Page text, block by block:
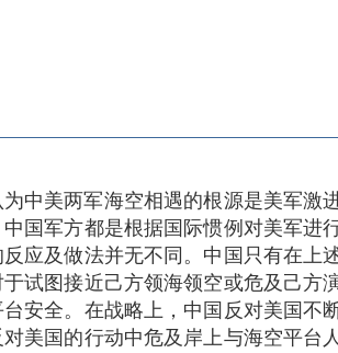
中美两军海空相遇的根源是美军激
国军方都是根据国际惯例对美军进
应及做法并无不同。中国只有在上
试图接近己方领海领空或危及己方
安全。在战略上，中国反对美国不
美国的行动中危及岸上与海空平台